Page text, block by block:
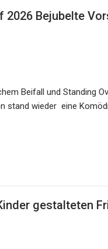
2026 Bejubelte
Beifall und Standing
stand wieder eine
gestalteten